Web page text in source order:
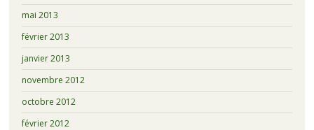
mai 2013
février 2013
janvier 2013
novembre 2012
octobre 2012
février 2012